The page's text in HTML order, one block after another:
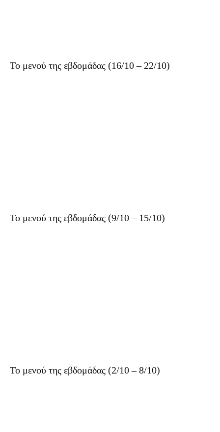
Το μενού της εβδομάδας (16/10 – 22/10)
Το μενού της εβδομάδας (9/10 – 15/10)
Το μενού της εβδομάδας (2/10 – 8/10)